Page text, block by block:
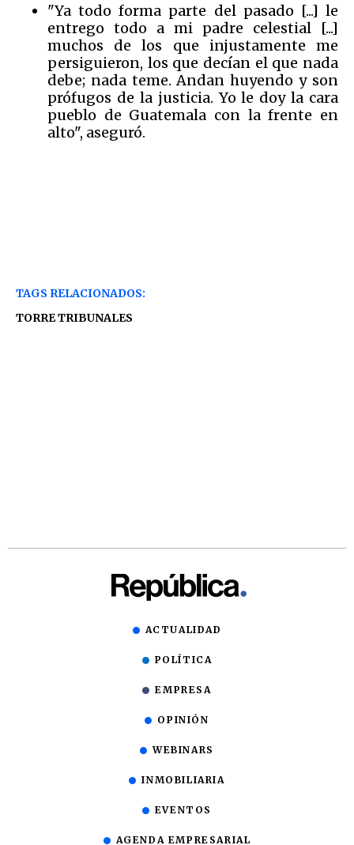
"Ya todo forma parte del pasado [...] le
entrego todo a mi padre celestial [...]
muchos de los que injustamente me
persiguieron, los que decían el que nada
debe; nada teme. Andan huyendo y son
prófugos de la justicia. Yo le doy la cara
pueblo de Guatemala con la frente en
alto", aseguró.
TAGS RELACIONADOS:
TORRE TRIBUNALES
ACTUALIDAD
POLÍTICA
EMPRESA
OPINIÓN
WEBINARS
INMOBILIARIA
EVENTOS
AGENDA EMPRESARIAL